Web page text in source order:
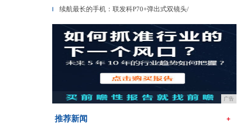
▎ 续航最长的手机：联发科P70+弹出式双镜头/
广告
推荐新闻 ＋